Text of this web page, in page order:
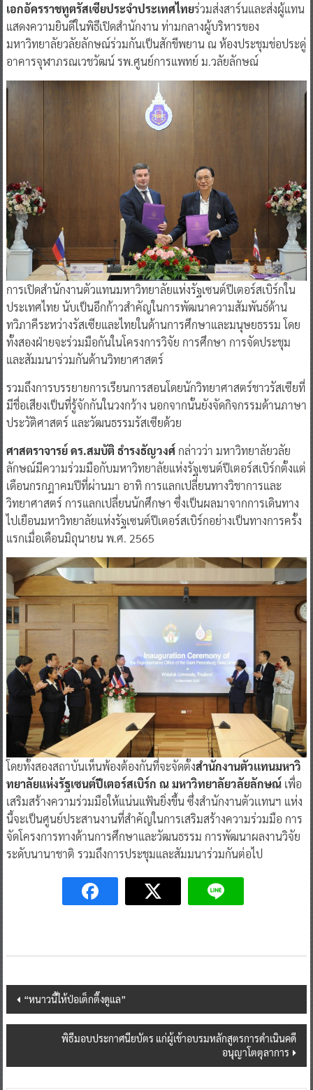
เอกอัครราชทูตรัสเซียประจำประเทศไทยร่วมส่งสาร์นและส่งผู้แทน
แสดงความยินดีในพิธีเปิดสำนักงาน ท่ามกลางผู้บริหารของ
มหาวิทยาลัยวลัยลักษณ์ร่วมกันเป็นสักขีพยาน ณ ห้องประชุมช่อประดู่
อาคารจุฬาภรณเวชวัฒน์ รพ.ศูนย์การแพทย์ ม.วลัยลักษณ์
การเปิดสำนักงานตัวแทนมหาวิทยาลัยแห่งรัฐเซนต์ปีเตอร์สเบิร์กใน
ประเทศไทย นับเป็นอีกก้าวสำคัญในการพัฒนาความสัมพันธ์ด้าน
ทวิภาคีระหว่างรัสเซียและไทยในด้านการศึกษาและมนุษยธรรม โดย
ทั้งสองฝ่ายจะร่วมมือกันในโครงการวิจัย การศึกษา การจัดประชุม
และสัมมนาร่วมกันด้านวิทยาศาสตร์
รวมถึงการบรรยายการเรียนการสอนโดยนักวิทยาศาสตร์ชาวรัสเซียที่
มีชื่อเสียงเป็นที่รู้จักกันในวงกว้าง นอกจากนั้นยังจัดกิจกรรมด้านภาษา
ประวัติศาสตร์ และวัฒนธรรมรัสเซียด้วย
ศาสตราจารย์ ดร.สมบัติ ธํารงธัญวงศ์กล่าวว่า มหาวิทยาลัยวลัย
ลักษณ์มีความร่วมมือกับมหาวิทยาลัยแห่งรัฐเซนต์ปีเตอร์สเบิร์กตั้งแต่
เดือนกรกฎาคมปีที่ผ่านมา อาทิ การแลกเปลี่ยนทางวิชาการและ
วิทยาศาสตร์ การแลกเปลี่ยนนักศึกษา ซึ่งเป็นผลมาจากการเดินทาง
ไปเยือนมหาวิทยาลัยแห่งรัฐเซนต์ปีเตอร์สเบิร์กอย่างเป็นทางการครั้ง
แรกเมื่อเดือนมิถุนายน พ.ศ. 2565
โดยทั้งสองสถาบันเห็นพ้องต้องกันที่จะจัดตั้งสำนักงานตัวเเทนมหาวิ
ทยาลัยเเห่งรัฐเซนต์ปีเตอร์สเบิร์ก ณ มหาวิทยาลัยวลัยลักษณ์เพื่อ
เสริมสร้างความร่วมมือให้แน่นแฟ้นยิ่งขึ้น ซึ่งสำนักงานตัวเเทนฯ แห่ง
นี้จะเป็นศูนย์ประสานงานที่สำคัญในการเสริมสร้างความร่วมมือ การ
จัดโครงการทางด้านการศึกษาและวัฒนธรรม การพัฒนาผลงานวิจัย
ระดับนานาชาติ รวมถึงการประชุมและสัมมนาร่วมกันต่อไป
Post
navigation
“หนาวนี้ให้ป่อเต็กตึ๊งดูแล”
พิธีมอบประกาศนียบัตร แก่ผู้เข้าอบรมหลักสูตรการดำเนินคดี
อนุญาโตตุลาการ